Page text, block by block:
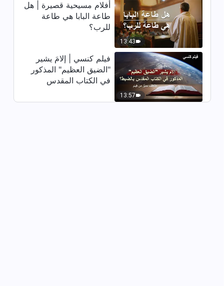
1:09:28
وماكرون ومخادعون (الجزء الأول)
(القسم الرابع)
50:38
كلمة الله – البند السابع: إنهم أشرارٌ
وماكرون ومخادعون (الجزء الأول)
(القسم الخامس)
كلمة الله – البند السابع: إنهم أشرارٌ
13:43
أفلام مسيحية قصيرة | هل
طاعة البابا هي طاعة
للرب؟
13:57
فيلم كنسي | إلامَ يشير
"الضيق العظيم" المذكور
في الكتاب المقدس
من فيلم)